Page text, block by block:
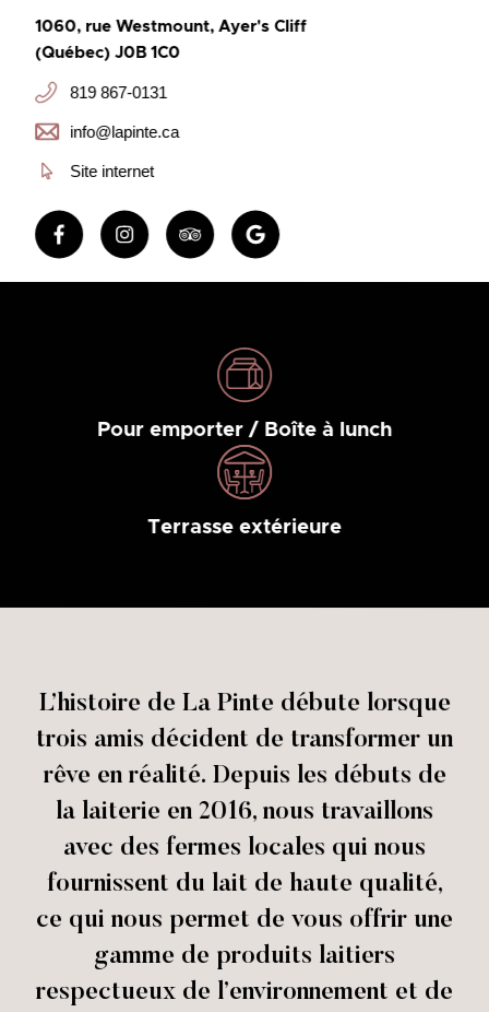
1060, rue Westmount, Ayer's Cliff
(Québec) J0B 1C0
819 867-0131
info@lapinte.ca
Site internet
Pour emporter / Boîte à lunch
Terrasse extérieure
L’histoire de La Pinte débute lorsque
trois amis décident de transformer un
rêve en réalité. Depuis les débuts de
la laiterie en 2016, nous travaillons
avec des fermes locales qui nous
fournissent du lait de haute qualité,
ce qui nous permet de vous offrir une
gamme de produits laitiers
respectueux de l’environnement et de